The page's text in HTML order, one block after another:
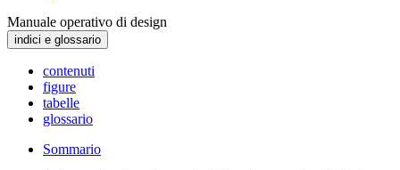
Manuale operativo di design
indici e glossario
contenuti
figure
tabelle
glossario
Sommario